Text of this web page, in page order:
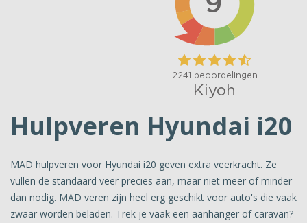
Hulpveren Hyundai i20
MAD hulpveren voor Hyundai i20 geven extra veerkracht. Ze
vullen de standaard veer precies aan, maar niet meer of minder
dan nodig. MAD veren zijn heel erg geschikt voor auto's die vaak
zwaar worden beladen. Trek je vaak een aanhanger of caravan?